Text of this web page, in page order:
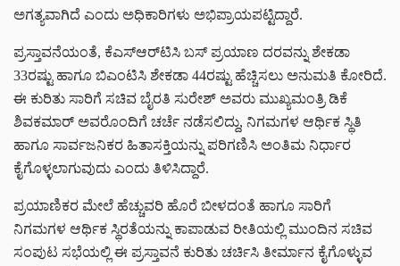
ಅಗತ್ಯವಾಗಿದೆ ಎಂದು ಅಧಿಕಾರಿಗಳು ಅಭಿಪ್ರಾಯಪಟ್ಟಿದ್ದಾರೆ.
ಪ್ರಸ್ತಾವನೆಯಂತೆ, ಕೆಎಸ್‌ಆರ್‌ಟಿಸಿ ಬಸ್ ಪ್ರಯಾಣ ದರವನ್ನು ಶೇಕಡಾ
33ರಷ್ಟು ಹಾಗೂ ಬಿಎಂಟಿಸಿ ಶೇಕಡಾ 44ರಷ್ಟು ಹೆಚ್ಚಿಸಲು ಅನುಮತಿ ಕೋರಿದೆ.
ಈ ಕುರಿತು ಸಾರಿಗೆ ಸಚಿವ ಬೈರತಿ ಸುರೇಶ್ ಅವರು ಮುಖ್ಯಮಂತ್ರಿ ಡಿಕೆ
ಶಿವಕಮಾರ್‌ ಅವರೊಂದಿಗೆ ಚರ್ಚೆ ನಡೆಸಲಿದ್ದು, ನಿಗಮಗಳ ಆರ್ಥಿಕ ಸ್ಥಿತಿ
ಹಾಗೂ ಸಾರ್ವಜನಿಕರ ಹಿತಾಸಕ್ತಿಯನ್ನು ಪರಿಗಣಿಸಿ ಅಂತಿಮ ನಿರ್ಧಾರ
ಕೈಗೊಳ್ಳಲಾಗುವುದು ಎಂದು ತಿಳಿಸಿದ್ದಾರೆ.
ಪ್ರಯಾಣಿಕರ ಮೇಲೆ ಹೆಚ್ಚುವರಿ ಹೊರೆ ಬೀಳದಂತೆ ಹಾಗೂ ಸಾರಿಗೆ
ನಿಗಮಗಳ ಆರ್ಥಿಕ ಸ್ಥಿರತೆಯನ್ನು ಕಾಪಾಡುವ ರೀತಿಯಲ್ಲಿ ಮುಂದಿನ ಸಚಿವ
ಸಂಪುಟ ಸಭೆಯಲ್ಲಿ ಈ ಪ್ರಸ್ತಾವನೆ ಕುರಿತು ಚರ್ಚಿಸಿ ತೀರ್ಮಾನ ಕೈಗೊಳ್ಳುವ